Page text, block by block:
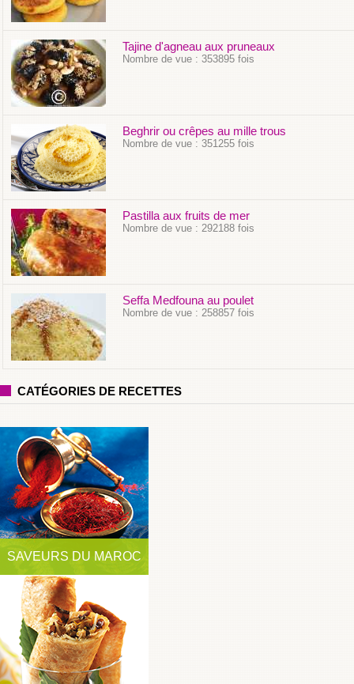
Tajine d'agneau aux pruneaux
Nombre de vue : 353895 fois
Beghrir ou crêpes au mille trous
Nombre de vue : 351255 fois
Pastilla aux fruits de mer
Nombre de vue : 292188 fois
Seffa Medfouna au poulet
Nombre de vue : 258857 fois
CATÉGORIES DE RECETTES
SAVEURS DU MAROC